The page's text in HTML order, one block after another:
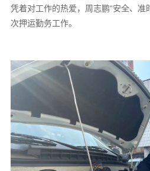
凭着对工作的热爱，周志鹏“安全、准
次押运勤务工作。